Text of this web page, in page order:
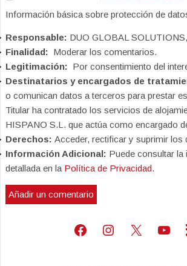
Información básica sobre protección de
Responsable: DUO GLOBAL
Finalidad: Moderar los comentarios.
Legitimación: Por consentimiento del
Destinatarios y encargados de
o comunican datos a terceros para prestar
Titular ha contratado los servicios de
HISPANO S.L. que actúa como encargado
Derechos: Acceder, rectificar y suprimir los
Información Adicional: Puede consultar la
detallada en la Política de Privacidad.
Facebook
Instagram
X